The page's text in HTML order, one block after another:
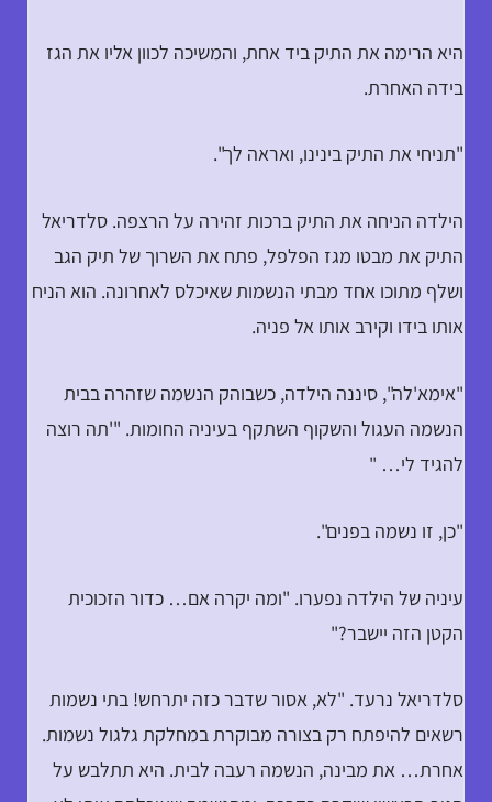
היא הרימה את התיק ביד אחת, והמשיכה לכוון אליו את הגז
בידה האחרת.
"תניחי את התיק בינינו, ואראה לך".
הילדה הניחה את התיק ברכות זהירה על הרצפה. סלדריאל
התיק את מבטו מגז הפלפל, פתח את השרוך של תיק הגב
ושלף מתוכו אחד מבתי הנשמות שאיכלס לאחרונה. הוא הניח
אותו בידו וקירב אותו אל פניה.
"אימא'לה", סיננה הילדה, כשבוהק הנשמה שזהרה בבית
הנשמה העגול והשקוף השתקף בעיניה החומות. "'תה רוצה
להגיד לי… "
"כן, זו נשמה בפנים".
עיניה של הילדה נפערו. "ומה יקרה אם… כדור הזכוכית
הקטן הזה יישבר?"
סלדריאל נרעד. "לא, אסור שדבר כזה יתרחש! בתי נשמות
רשאים להיפתח רק בצורה מבוקרת במחלקת גלגול נשמות.
אחרת… את מבינה, הנשמה רעבה לבית. היא תתלבש על